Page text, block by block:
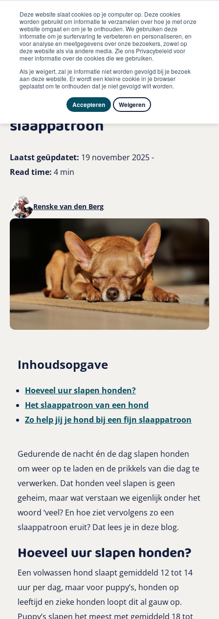
Deze website slaat cookies op je computer op. Deze cookies
worden gebruikt om informatie te verzamelen over hoe je met onze
website omgaat en om je te onthouden. We gebruiken deze
informatie om je surfervaring te verbeteren en personaliseren, en
voor analyse en meetgegevens over onze bezoekers, zowel op
deze website als via andere media. Zie ons Privacybeleid voor
meer informatie over de cookies die we gebruiken.
Als je weigert, zal je informatie niet worden gevolgd bij je bezoek
aan deze website. Er wordt een kleine cookie in je browser
geplaatst om te onthouden dat je niet gevolgd wilt worden.
Accepteren Weigeren
Hond
Honden slapen veel en zo help jij je hond bij een fijn
Honden slapen veel! En zó
help jij je hond bij een fijn
slaappatroon
Laatst geüpdatet: 19 november 2025 -
Read time: 4 min
Renske van den Berg
Inhoudsopgave
Hoeveel uur slapen honden?
Het slaappatroon van een hond
Zo help jij je hond bij een fijn slaappatroon
Gedurende de nacht én de dag slapen honden
om weer op te laden en de prikkels van die dag te
verwerken. Dat honden veel slapen is geen
geheim, maar wat verstaan we eigenlijk onder het
woord ‘veel? En hoe ziet vervolgens zo een
slaappatroon eruit? Dat lees je in deze blog.
Hoeveel uur slapen honden?
Een volwassen hond slaapt gemiddeld 12 tot 14
uur per dag, maar voor puppy’s, honden op
leeftijd en zieke honden loopt dit al gauw op.
Puppy’s slapen het meest met gemiddeld 18 tot